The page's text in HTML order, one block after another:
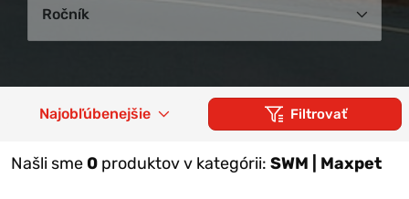
Ročník
Filtrovať
Našli sme 0 produktov v kategórii: SWM | Maxpet
Najobľúbenejšie